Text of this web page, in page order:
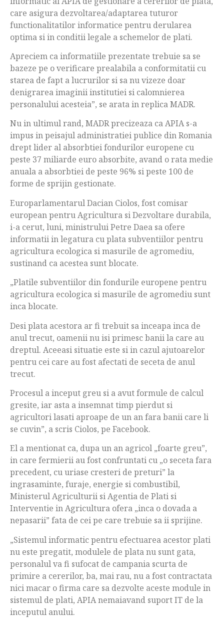
care asigura dezvoltarea/adaptarea tuturor
functionalitatilor informatice pentru derularea
optima si in conditii legale a schemelor de plati.
Apreciem ca informatiile prezentate trebuie sa se
bazeze pe o verificare prealabila a conformitatii cu
starea de fapt a lucrurilor si sa nu vizeze doar
denigrarea imaginii institutiei si calomnierea
personalului acesteia”, se arata in replica MADR.
Nu in ultimul rand, MADR precizeaza ca APIA s-a
impus in peisajul administratiei publice din Romania
drept lider al absorbtiei fondurilor europene cu
peste 37 miliarde euro absorbite, avand o rata medie
anuala a absorbtiei de peste 96% si peste 100 de
forme de sprijin gestionate.
Europarlamentarul Dacian Ciolos, fost comisar
european pentru Agricultura si Dezvoltare durabila,
i-a cerut, luni, ministrului Petre Daea sa ofere
informatii in legatura cu plata subventiilor pentru
agricultura ecologica si masurile de agromediu,
sustinand ca acestea sunt blocate.
„Platile subventiilor din fondurile europene pentru
agricultura ecologica si masurile de agromediu sunt
inca blocate.
Desi plata acestora ar fi trebuit sa inceapa inca de
anul trecut, oamenii nu isi primesc banii la care au
dreptul. Aceeasi situatie este si in cazul ajutoarelor
pentru cei care au fost afectati de seceta de anul
trecut.
Procesul a inceput greu si a avut formule de calcul
gresite, iar asta a insemnat timp pierdut si
agricultori lasati aproape de un an fara banii care li
se cuvin”, a scris Ciolos, pe Facebook.
El a mentionat ca, dupa un an agricol „foarte greu”,
in care fermierii au fost confruntati cu „o seceta fara
precedent, cu uriase cresteri de preturi” la
ingrasaminte, furaje, energie si combustibil,
Ministerul Agriculturii si Agentia de Plati si
Interventie in Agricultura ofera „inca o dovada a
nepasarii” fata de cei pe care trebuie sa ii sprijine.
„Sistemul informatic pentru efectuarea acestor plati
nu este pregatit, modulele de plata nu sunt gata,
personalul va fi sufocat de campania scurta de
primire a cererilor, ba, mai rau, nu a fost contractata
nici macar o firma care sa dezvolte aceste module in
sistemul de plati, APIA nemaiavand suport IT de la
inceputul anului.